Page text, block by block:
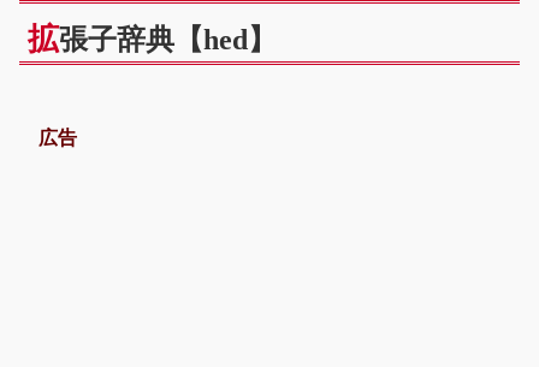
拡張子辞典【hed】
広告